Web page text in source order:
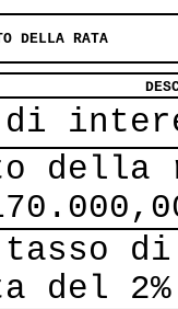
DELLA RATA
di
della
di
del